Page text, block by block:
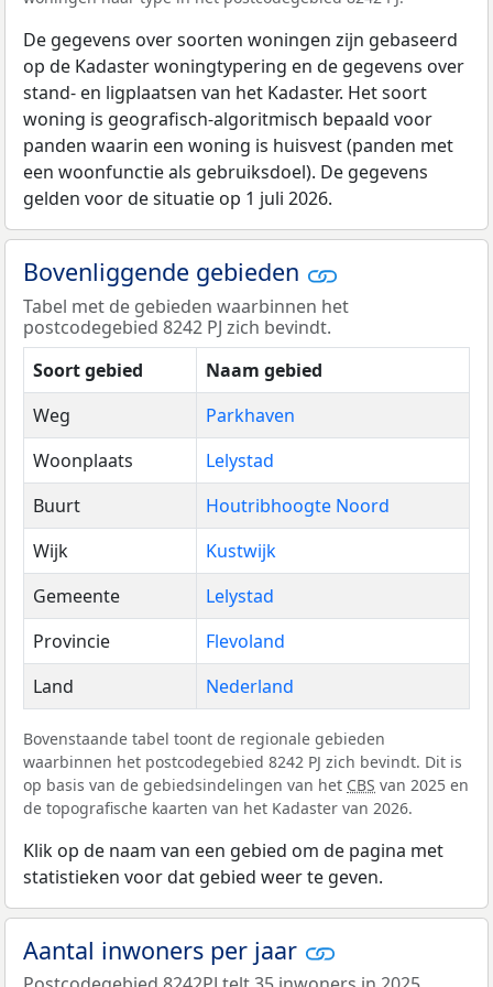
De gegevens over soorten woningen zijn gebaseerd
op de Kadaster woningtypering en de gegevens over
stand- en ligplaatsen van het Kadaster. Het soort
woning is geografisch-algoritmisch bepaald voor
panden waarin een woning is huisvest (panden met
een woonfunctie als gebruiksdoel). De gegevens
gelden voor de situatie op 1 juli 2026.
Bovenliggende gebieden
Tabel met de gebieden waarbinnen het
postcodegebied 8242 PJ zich bevindt.
Soort gebied
Naam gebied
Weg
Parkhaven
Woonplaats
Lelystad
Buurt
Houtribhoogte Noord
Wijk
Kustwijk
Gemeente
Lelystad
Provincie
Flevoland
Land
Nederland
Bovenstaande tabel toont de regionale gebieden
waarbinnen het postcodegebied 8242 PJ zich bevindt. Dit is
op basis van de gebiedsindelingen van het CBS van 2025 en
de topografische kaarten van het Kadaster van 2026.
Klik op de naam van een gebied om de pagina met
statistieken voor dat gebied weer te geven.
Aantal inwoners per jaar